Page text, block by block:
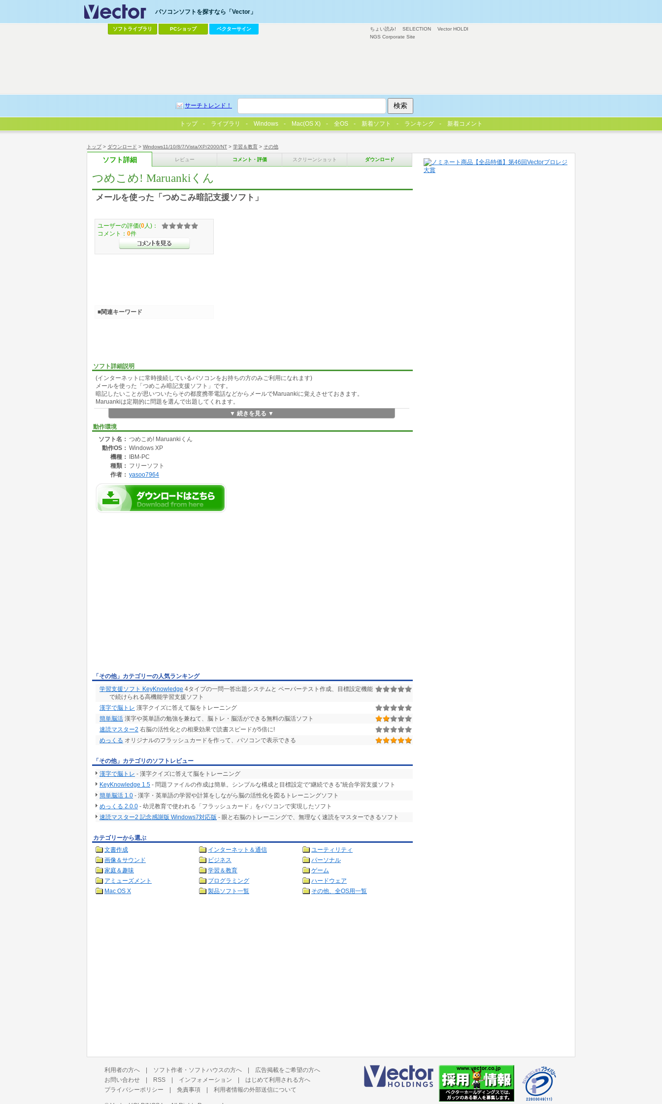
トップ> ダウンロード > Windows11/10/8/7/Vista/XP/2000/NT > 学習＆教育 > その他
ソフト詳細 レビュー コメント・評価 スクリーンショット ダウンロード
つめこめ! Maruankiくん
メールを使った「つめこみ暗記支援ソフト」
ソフト詳細説明
(インターネットに常時接続しているパソコンをお持ちの方のみご利用になれます)
メールを使った「つめこみ暗記支援ソフト」です。
暗記したいことが思いついたらその都度携帯電話などからメールでMaruankiに覚えさせておきます。
Maruankiは定期的に問題を選んで出題してくれます。
▼ 続きを見る ▼
動作環境
ソフト名： つめこめ! Maruankiくん
動作OS： Windows XP
機種：
IBM-PC
種類： フリーソフト
作者： yasoo7964
ユーザーの評価(0 人)：
コメント： 0件
■関連キーワード
「その他」カテゴリーの人気ランキング
学習支援ソフト KeyKnowledge 4タイプの一問一答出題システムと ペーパーテスト作成、目標設定機能
で続けられる高機能学習支援ソフト
漢字で脳トレ 漢字クイズに答えて脳をトレーニング
簡単脳活 漢字や英単語の勉強を兼ねて、脳トレ・脳活ができる無料の脳活ソフト
速読マスター2 右脳の活性化との相乗効果で読書スピードが5倍に!
めっくる オリジナルのフラッシュカードを作って、パソコンで表示できる
「その他」カテゴリのソフトレビュー
漢字で脳トレ - 漢字クイズに答えて脳をトレーニング
KeyKnowledge 1.5 - 問題ファイルの作成は簡単。シンプルな構成と目標設定で“継続できる”統合学習支援ソフト
簡単脳活 1.0 - 漢字・英単語の学習や計算をしながら脳の活性化を図るトレーニングソフト
めっくる 2.0.0 - 幼児教育で使われる「フラッシュカード」をパソコンで実現したソフト
速読マスター2 記念感謝版 Windows7対応版 - 眼と右脳のトレーニングで、無理なく速読をマスターできるソフト
カテゴリーから選ぶ
文書作成
インターネット＆通信
ユーティリティ
画像＆サウンド
ビジネス
パーソナル
家庭＆趣味
学習＆教育
ゲーム
アミューズメント
プログラミング
ハードウェア
Mac OS X
製品ソフト一覧 その他、全OS用一覧
ちょい読み! SELECTION
Vector HOLDI
NGS Corporate Site
パソコンソフトを探すなら「Vector」
ソフトライブラリ PCショップ ベクターサイン
サーチトレンド！
トップ ライブラリ Windows Mac(OS X) 全OS 新着ソフト ランキング 新着コメント
利用者の方へ | ソフト作者・ソフトハウスの方へ | 広告掲載をご希望の方へ
お問い合わせ | RSS | インフォメーション | はじめて利用される方へ
プライバシーポリシー | 免責事項 | 利用者情報の外部送信について